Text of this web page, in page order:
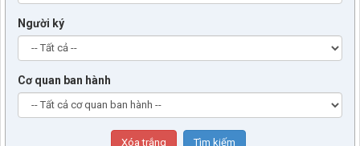
Người ký
Cơ quan ban hành